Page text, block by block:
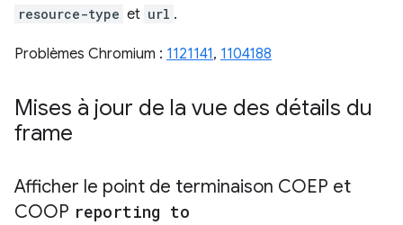
resource-type et url .
Problèmes Chromium : 1121141, 1104188
Mises à jour de la vue des détails du
frame
Afficher le point de terminaison COEP et
COOP reporting to